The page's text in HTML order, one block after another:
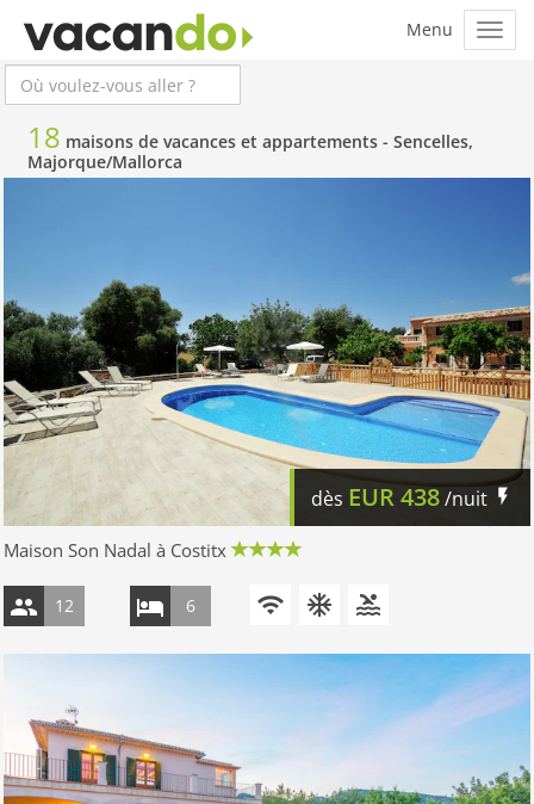
18 maisons de vacances et appartements - Sencelles,
Majorque/Mallorca
dès EUR438/nuit
Maison Son Nadal à Costitx
12 6